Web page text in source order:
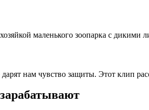
маленького зоопарка с дикими
нам чувство защиты. Этот клип